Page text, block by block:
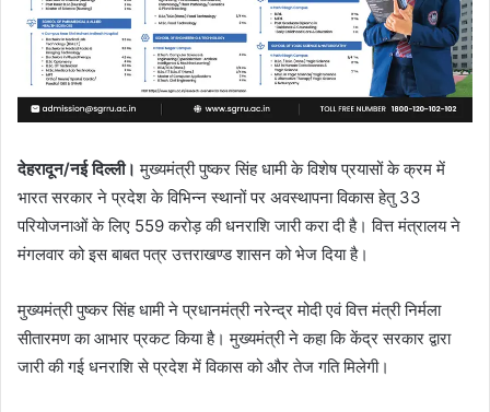
देहरादून/नई दिल्ली।मुख्यमंत्री पुष्कर सिंह धामी के विशेष प्रयासों के क्रम में
भारत सरकार ने प्रदेश के विभिन्न स्थानों पर अवस्थापना विकास हेतु 33
परियोजनाओं के लिए 559 करोड़ की धनराशि जारी करा दी है। वित्त मंत्रालय ने
मंगलवार को इस बाबत पत्र उत्तराखण्ड शासन को भेज दिया है।
मुख्यमंत्री पुष्कर सिंह धामी ने प्रधानमंत्री नरेन्द्र मोदी एवं वित्त मंत्री निर्मला
सीतारमण का आभार प्रकट किया है। मुख्यमंत्री ने कहा कि केंद्र सरकार द्वारा
जारी की गई धनराशि से प्रदेश में विकास को और तेज गति मिलेगी।